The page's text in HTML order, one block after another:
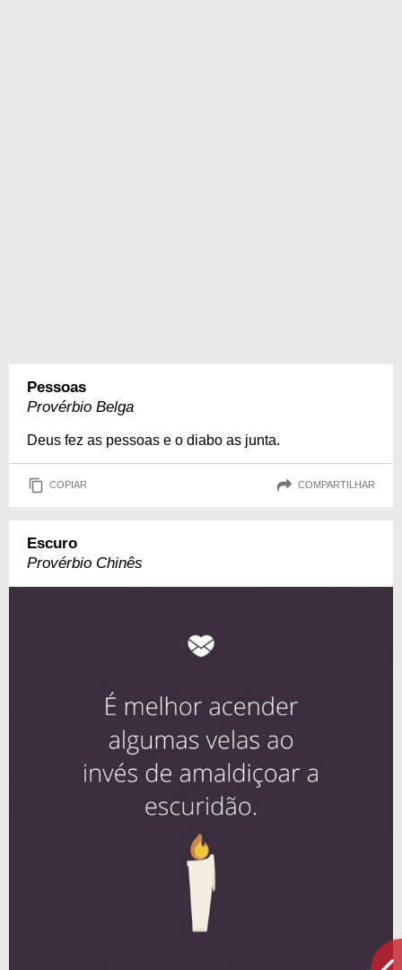
Pessoas
Provérbio Belga
Deus fez as pessoas e o diabo as junta.
COPIAR COMPARTILHAR
Escuro
Provérbio Chinês